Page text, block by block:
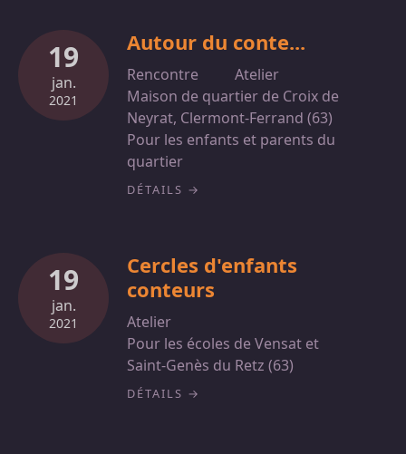
19
jan.
2021
Autour du conte...
Rencontre
Atelier
Maison de quartier de Croix de
Neyrat, Clermont-Ferrand (63)
Pour les enfants et parents du
quartier
DÉTAILS
19
jan.
2021
Cercles d'enfants
conteurs
Atelier
Pour les écoles de Vensat et
Saint-Genès du Retz (63)
DÉTAILS